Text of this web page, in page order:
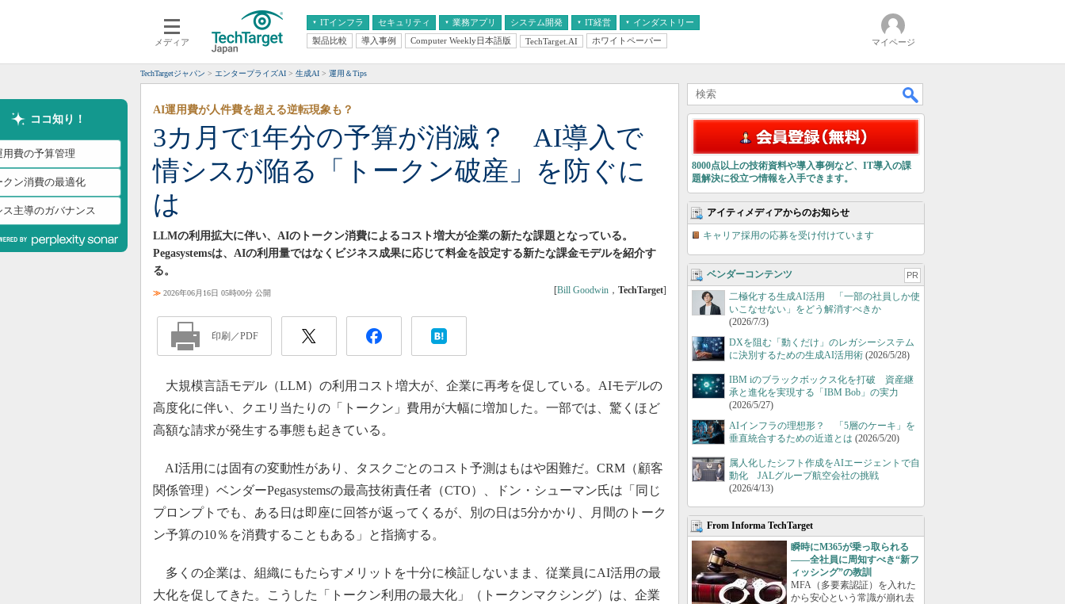
メディア
ITインフラ
クラウド
スマートモバイル
ネットワーク
システム運用管理
セキュリティ 業務アプリ
エンタープライズAI
ERP
CX
情報系システム
システム開発 IT経営
経営とIT
インダストリー
医療IT
製品比較 導入事例 Computer Weekly日本語版 TechTarget.AI ホワイトペーパー マイページ
TechTargetジャパン エンタープライズAI 生成AI 運用＆Tips
ココ知り！
用費の予算管理
クン消費の最適化
ス主導のガバナンス
3カ月で1年分の予算が消滅？ AI導入で
情シスが陥る「トークン破産」を防ぐに
は
AI運用費が人件費を超える逆転現象も？
LLMの利用拡大に伴い、AIのトークン消費によるコスト増大が企業の新たな課題となっている。
Pegasystemsは、AIの利用量ではなくビジネス成果に応じて料金を設定する新たな課金モデルを紹介す
る。
≫ 2026年06月16日 05時00分 公開 [Bill Goodwin ， TechTarget]
印刷／PDF
大規模言語モデル（LLM）の利用コスト増大が、企業に再考を促している。AIモデルの
高度化に伴い、クエリ当たりの「トークン」費用が大幅に増加した。一部では、驚くほど
高額な請求が発生する事態も起きている。
AI活用には固有の変動性があり、タスクごとのコスト予測はもはや困難だ。CRM（顧客
関係管理）ベンダーPegasystemsの最高技術責任者（CTO）、ドン・シューマン氏は「同じ
プロンプトでも、ある日は即座に回答が返ってくるが、別の日は5分かかり、月間のトーク
ン予算の10％を消費することもある」と指摘する。
多くの企業は、組織にもたらすメリットを十分に検証しないまま、従業員にAI活用の最
大化を促してきた。こうした「トークン利用の最大化」（トークンマクシング）は、企業
8000点以上の技術資料や導入事例など、IT導入の課
題解決に役立つ情報を入手できます。
アイティメディアからのお知らせ
キャリア採用の応募を受け付けています
ベンダーコンテンツ PR
二極化する生成AI活用 「一部の社員しか使
いこなせない」をどう解消すべきか
(2026/7/3)
DXを阻む「動くだけ」のレガシーシステム
に決別するための生成AI活用術 (2026/5/28)
IBM iのブラックボックス化を打破 資産継
承と進化を実現する「IBM Bob」の実力
(2026/5/27)
AIインフラの理想形？ 「5層のケーキ」を
垂直統合するための近道とは (2026/5/20)
属人化したシフト作成をAIエージェントで自
動化 JALグループ航空会社の挑戦
(2026/4/13)
From Informa TechTarget
瞬時にM365が乗っ取られる
――全社員に周知すべき“新フ
ィッシング”の教訓
MFA（多要素認証）を入れた
から安心という常識が崩れ去